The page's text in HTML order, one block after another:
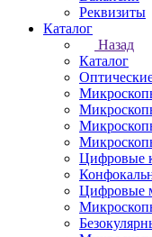
Реквизиты
Каталог
Назад
Каталог
Цифровые
Цифровые